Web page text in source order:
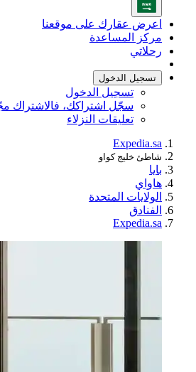
اعرض عقارك على موقعنا
مركز المساعدة
رحلاتي
تسجيل الدخول
تسجيل الدخول
سجّل اشتراكك، فالاشتراك
تعليقات النزلاء
Expedia.sa
شاطئ خليج كواو
بايا
هاواي
الولايات المتحدة
الفنادق
Expedia.sa